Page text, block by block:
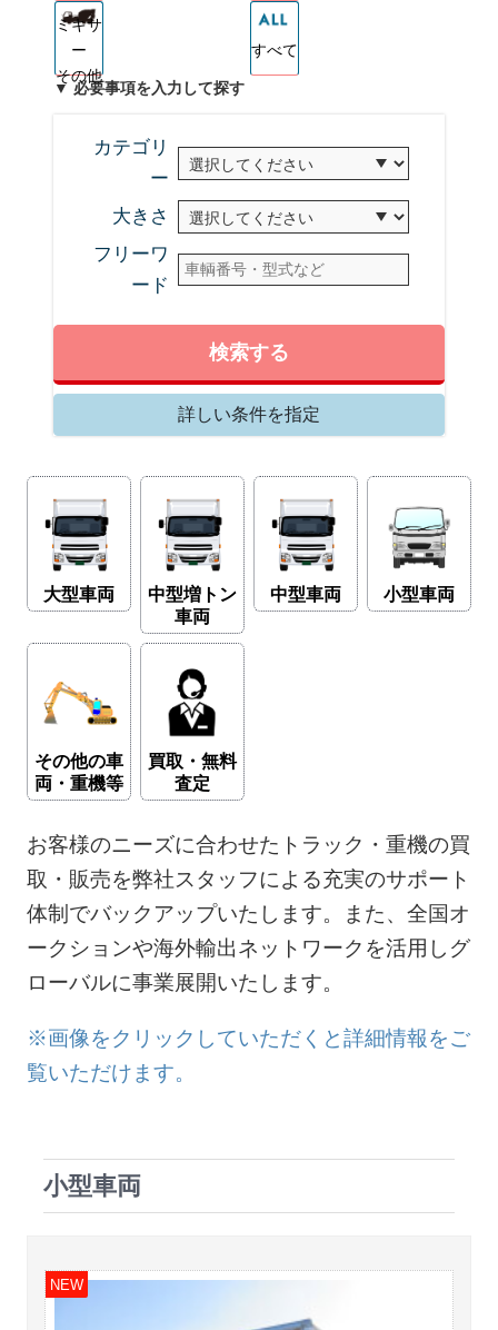
ミキサ
ー
その他
すべて
▼ 必要事項を入力して探す
カテゴリ
ー
大きさ
フリーワ
ード
検索する
詳しい条件を指定
大型車両
中型増トン
車両
中型車両 小型車両
その他の車
両・重機等
買取・無料
査定
お客様のニーズに合わせたトラック・重機の買
取・販売を弊社スタッフによる充実のサポート
体制でバックアップいたします。また、全国オ
ークションや海外輸出ネットワークを活用しグ
ローバルに事業展開いたします。
※画像をクリックしていただくと詳細情報をご
覧いただけます。
小型車両
NEW